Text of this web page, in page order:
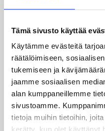
Tämä sivusto käyttää
Käytämme evästeitä
räätälöimiseen,
tukemiseen ja
jaamme sosiaalisen
alan kumppaneillemme
sivustoamme.
tietoja muihin tietoihin,
Talvikuukausien
terveyttä. Joukkue on
täysilukuinen, eivätkä
nähneet lähellekään
Karhua.
– Mitä enemmän
kokoonpanolla, sitä
keväällä. Meillä on
harjoitteluolosuhteet, ja